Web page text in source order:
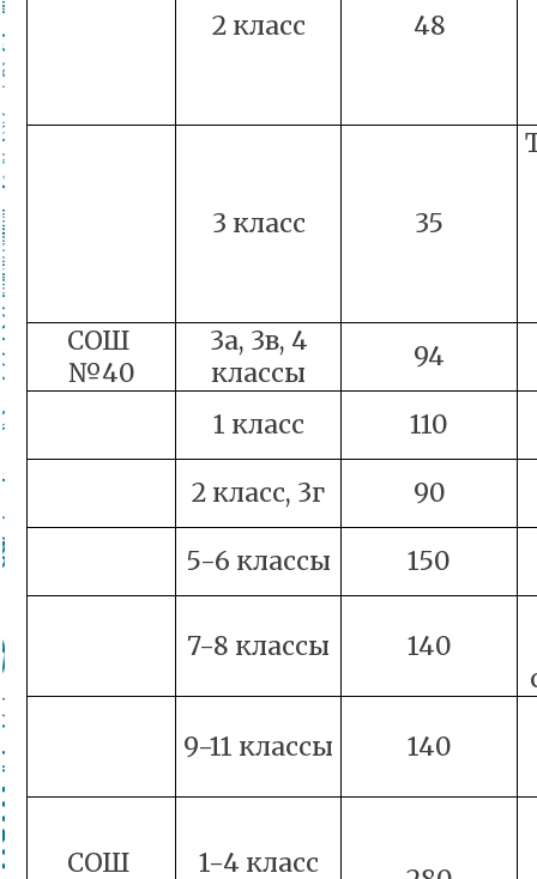
2 класс 48
3 класс 35
СОШ
№40
3а, 3в, 4
классы
94
1 класс 110
2 класс, 3г 90
5-6 классы 150
7-8 классы
140
9-11 классы 140
СОШ 1-4 класс